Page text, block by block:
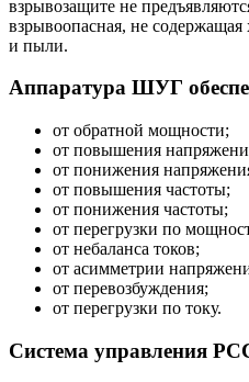
взрывозащите не
взрывоопасная, не
и пыли.
Аппаратура ШУГ
от обратной мощности;
от повышения
от понижения
от повышения частоты;
от понижения частоты;
от перегрузки по
от небаланса токов;
от асимметрии
от перевозбуждения;
от перегрузки по току.
Система управления